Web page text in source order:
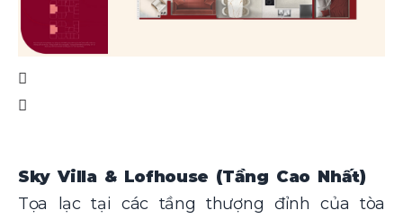
Sky Villa & Lofhouse (Tầng Cao Nhất)
Tọa lạc tại các tầng thượng đỉnh của tòa